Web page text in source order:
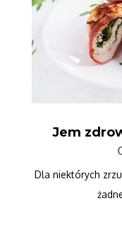
Jem
Dla niektórych